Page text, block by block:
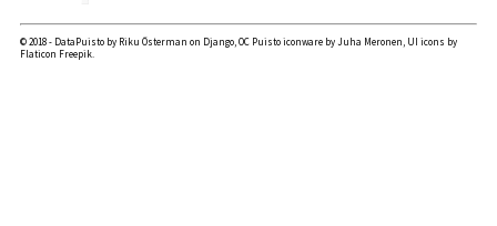
© 2018 - DataPuisto by Riku Österman on Django, OC Puisto iconware by Juha Meronen, UI icons by
Flaticon Freepik.